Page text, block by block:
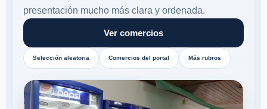
presentación mucho más clara y ordenada.
Ver comercios
Selección aleatoria Comercios del portal Más rubros